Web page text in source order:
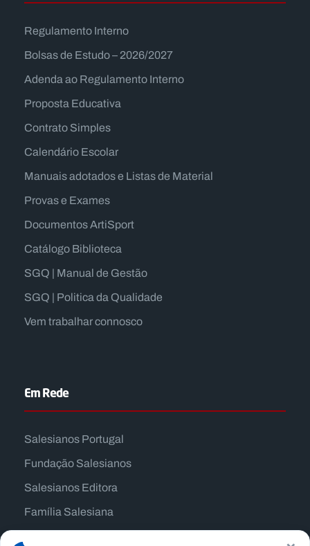
Regulamento Interno
Bolsas de Estudo – 2026/2027
Adenda ao Regulamento Interno
Proposta Educativa
Contrato Simples
Calendário Escolar
Manuais adotados e Listas de Material
Provas e Exames
Documentos ArtiSport
Catálogo Biblioteca
SGQ | Manual de Gestão
SGQ | Politica da Qualidade
Vem trabalhar connosco
Em Rede
Salesianos Portugal
Fundação Salesianos
Salesianos Editora
Família Salesiana
Missão Dom Bosco